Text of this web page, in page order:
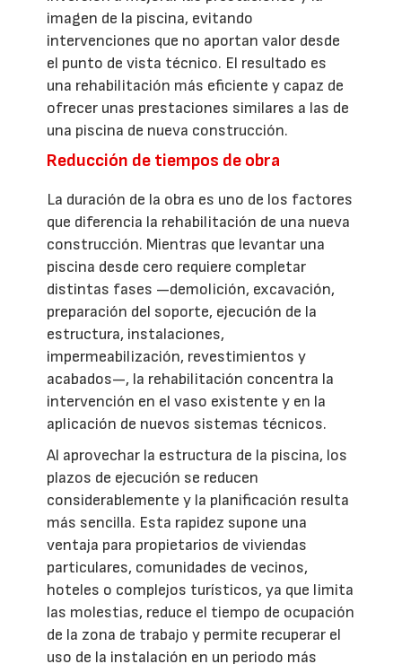
imagen de la piscina, evitando
intervenciones que no aportan valor desde
el punto de vista técnico. El resultado es
una rehabilitación más eficiente y capaz de
ofrecer unas prestaciones similares a las de
una piscina de nueva construcción.
Reducción de tiempos de obra
La duración de la obra es uno de los factores
que diferencia la rehabilitación de una nueva
construcción. Mientras que levantar una
piscina desde cero requiere completar
distintas fases —demolición, excavación,
preparación del soporte, ejecución de la
estructura, instalaciones,
impermeabilización, revestimientos y
acabados—, la rehabilitación concentra la
intervención en el vaso existente y en la
aplicación de nuevos sistemas técnicos.
Al aprovechar la estructura de la piscina, los
plazos de ejecución se reducen
considerablemente y la planificación resulta
más sencilla. Esta rapidez supone una
ventaja para propietarios de viviendas
particulares, comunidades de vecinos,
hoteles o complejos turísticos, ya que limita
las molestias, reduce el tiempo de ocupación
de la zona de trabajo y permite recuperar el
uso de la instalación en un periodo más